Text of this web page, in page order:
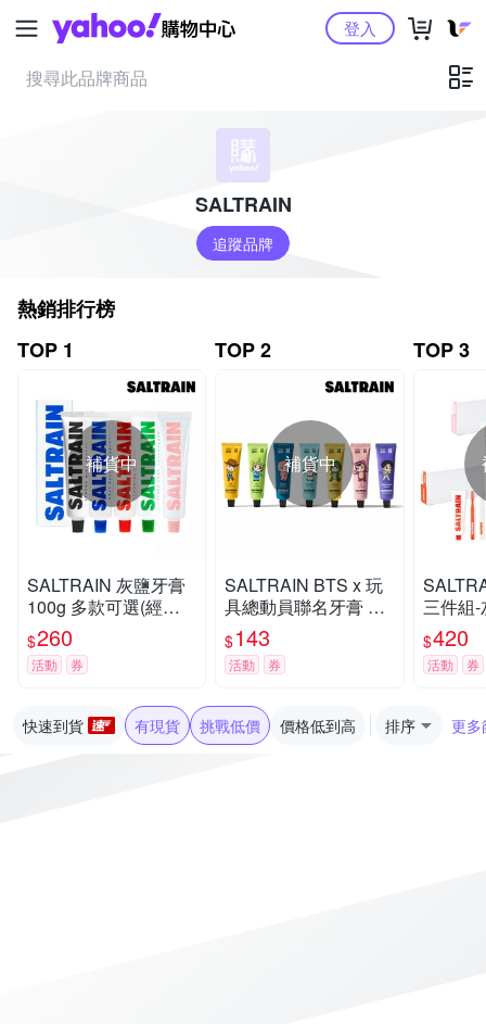
Yahoo購物中心登入
SALTRAIN
追蹤品牌
熱銷排行榜
TOP 1
補貨中
SALTRAIN 灰鹽牙膏
100g 多款可選(經典
薄荷/低氟淨護/積雪草
修護/清恬香檸/強效薄
荷)
$260
活動 券
TOP 2
補貨中
SALTRAIN BTS x 玩
具總動員聯名牙膏 70
g 任選-RM/Jin/SUGA/
j-hop/Jimin/V/Jung Ko
ok
$143
活動 券
TOP 3
三件組
X1+牙
(經典薄
積雪草
$420
活動 券
快速到貨 有現貨 挑戰低價 價格低到高 排序 更多